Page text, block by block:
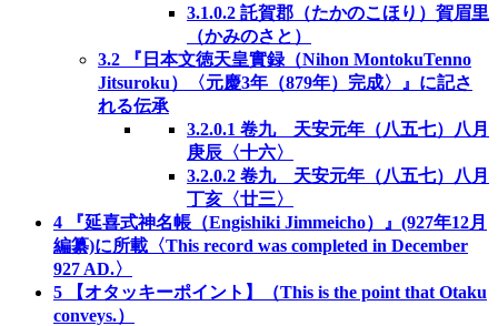
3.1.0.2 託賀郡（たかのこほり）賀眉里
（かみのさと）
3.2 『日本文徳天皇實録（Nihon MontokuTenno
Jitsuroku）〈元慶3年（879年）完成〉』に記さ
れる伝承
3.2.0.1 卷九 天安元年（八五七）八月
庚辰〈十六〉
3.2.0.2 卷九 天安元年（八五七）八月
丁亥〈廿三〉
4 『延喜式神名帳（Engishiki Jimmeicho）』(927年12月
編纂)に所載〈This record was completed in December
927 AD.〉
5 【オタッキーポイント】（This is the point that Otaku
conveys.）